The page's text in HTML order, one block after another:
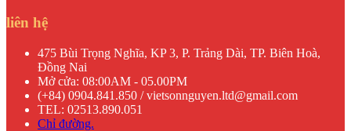
liên hệ
475 Bùi Trọng Nghĩa, KP 3, P. Trảng Dài, TP. Biên Hoà,
Đồng Nai
Mở cửa: 08:00AM - 05.00PM
(+84) 0904.841.850 / vietsonnguyen.ltd@gmail.com
TEL: 02513.890.051
Chỉ đường.